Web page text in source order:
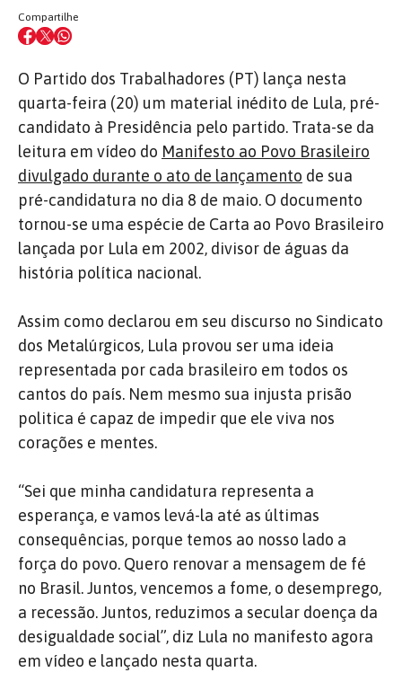
Compartilhe
O Partido dos Trabalhadores (PT) lança nesta
quarta-feira (20) um material inédito de Lula, pré-
candidato à Presidência pelo partido. Trata-se da
leitura em vídeo do Manifesto ao Povo Brasileiro
divulgado durante o ato de lançamento de sua
pré-candidatura no dia 8 de maio. O documento
tornou-se uma espécie de Carta ao Povo Brasileiro
lançada por Lula em 2002, divisor de águas da
história política nacional.
Assim como declarou em seu discurso no Sindicato
dos Metalúrgicos, Lula provou ser uma ideia
representada por cada brasileiro em todos os
cantos do país. Nem mesmo sua injusta prisão
politica é capaz de impedir que ele viva nos
corações e mentes.
“Sei que minha candidatura representa a
esperança, e vamos levá-la até as últimas
consequências, porque temos ao nosso lado a
força do povo. Quero renovar a mensagem de fé
no Brasil. Juntos, vencemos a fome, o desemprego,
a recessão. Juntos, reduzimos a secular doença da
desigualdade social”, diz Lula no manifesto agora
em vídeo e lançado nesta quarta.